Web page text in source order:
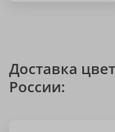
Доставка
России: